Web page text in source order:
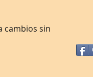
cambios sin